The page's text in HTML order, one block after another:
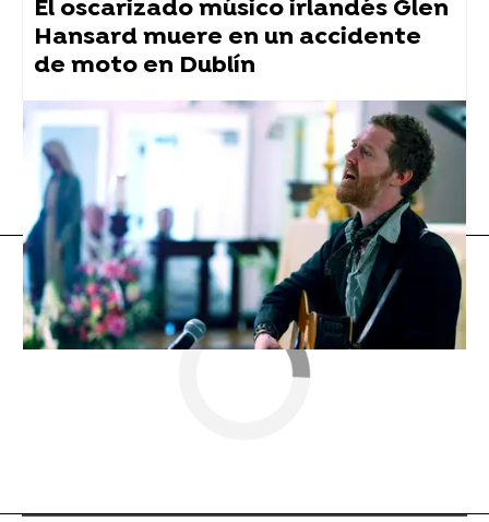
El oscarizado músico irlandés Glen
Hansard muere en un accidente
de moto en Dublín
Shakira
Flooxer Now » Música